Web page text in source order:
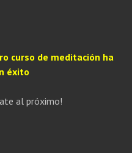
curso de meditación ha
éxito
al próximo!